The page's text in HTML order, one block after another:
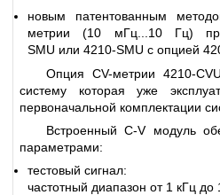
новым патентованным
метрии (10 мГц...10 Гц)
SMU или 4210-SMU с опцией
Опция CV-метрии 4210-
систему которая уже
первоначальной комплектации
Встроенный C-V модуль
параметрами:
тестовый сигнал:
частотный диапазон от 1 кГц